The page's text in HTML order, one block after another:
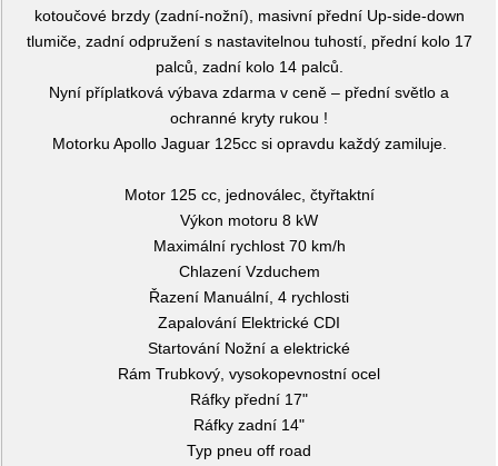
kotoučové brzdy (zadní-nožní), masivní přední Up-side-down
tlumiče, zadní odpružení s nastavitelnou tuhostí, přední kolo 17
palců, zadní kolo 14 palců.
Nyní příplatková výbava zdarma v ceně – přední světlo a
ochranné kryty rukou !
Motorku Apollo Jaguar 125cc si opravdu každý zamiluje.
Motor 125 cc, jednoválec, čtyřtaktní
Výkon motoru 8 kW
Maximální rychlost 70 km/h
Chlazení Vzduchem
Řazení Manuální, 4 rychlosti
Zapalování Elektrické CDI
Startování Nožní a elektrické
Rám Trubkový, vysokopevnostní ocel
Ráfky přední 17"
Ráfky zadní 14"
Typ pneu off road